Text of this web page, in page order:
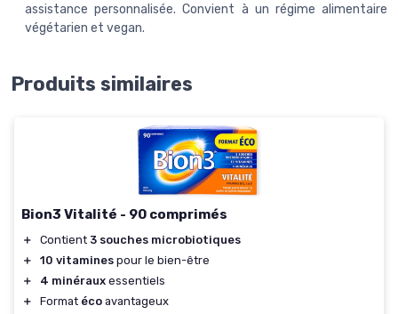
assistance personnalisée. Convient à un régime alimentaire
végétarien et vegan.
Produits similaires
Bion3 Vitalité - 90 comprimés
＋ Contient 3 souches microbiotiques
＋
10 vitamines pour le bien-être
＋
4 minéraux essentiels
＋
Format éco avantageux